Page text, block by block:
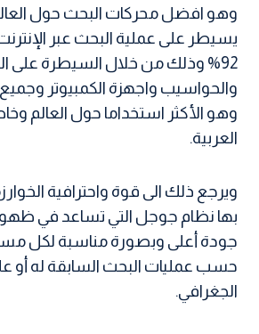
وهو افضل محركات البحث حول
يسيطر على عملية البحث عبر
92% وذلك من خلال السيطرة على
والحواسيب واجهزة الكمبيوتر وجميع
وهو الأكثر استخداما حول العالم
العربية.
ويرجع ذلك الى قوة واحترافية
بها نظام جوجل التي تساعد في
جودة أعلى وبصورة مناسبة لكل
حسب عمليات البحث السابقة له
الجغرافي.